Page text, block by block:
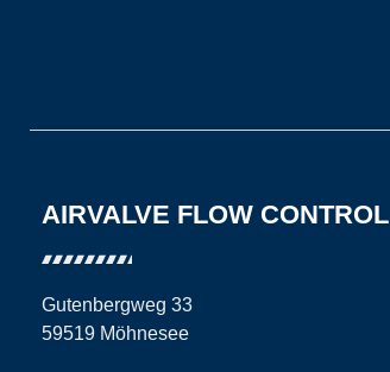
AIRVALVE FLOW CONTROL
Gutenbergweg 33
59519 Möhnesee